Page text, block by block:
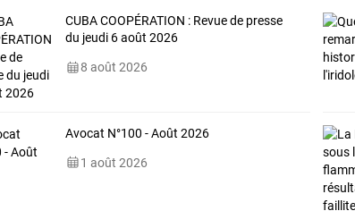
CUBA COOPÉRATION : Revue de presse
du jeudi 6 août 2026
8 août 2026
Avocat N°100 - Août 2026
1 août 2026